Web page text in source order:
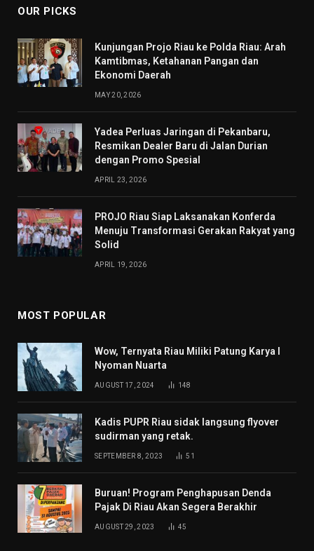
OUR PICKS
Kunjungan Projo Riau ke Polda Riau: Arah
Kamtibmas, Ketahanan Pangan dan
Ekonomi Daerah
MAY 20, 2026
Yadea Perluas Jaringan di Pekanbaru,
Resmikan Dealer Baru di Jalan Durian
dengan Promo Spesial
APRIL 23, 2026
PROJO Riau Siap Laksanakan Konferda
Menuju Transformasi Gerakan Rakyat yang
Solid
APRIL 19, 2026
MOST POPULAR
Wow, Ternyata Riau Miliki Patung Karya I
Nyoman Nuarta
AUGUST 17, 2024 148
Kadis PUPR Riau sidak langsung flyover
sudirman yang retak.
SEPTEMBER 8, 2023 51
Buruan! Program Penghapusan Denda
Pajak Di Riau Akan Segera Berakhir
AUGUST 29, 2023 45